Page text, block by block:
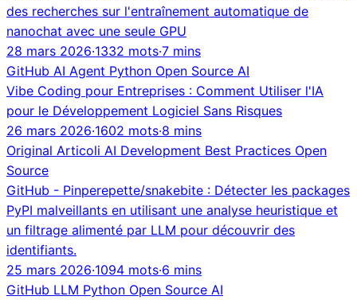
des recherches sur l'entraînement automatique de
nanochat avec une seule GPU
28 mars 2026·1332 mots·7 mins
GitHub AI Agent Python Open Source AI
Vibe Coding pour Entreprises : Comment Utiliser l'IA
pour le Développement Logiciel Sans Risques
26 mars 2026·1602 mots·8 mins
Original Articoli AI Development Best Practices Open
Source
GitHub - Pinperepette/snakebite : Détecter les packages
PyPI malveillants en utilisant une analyse heuristique et
un filtrage alimenté par LLM pour découvrir des
identifiants.
25 mars 2026·1094 mots·6 mins
GitHub LLM Python Open Source AI